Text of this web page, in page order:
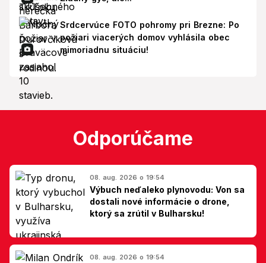
Srdcervúce FOTO pohromy pri Brezne: Po
požiari viacerých domov vyhlásila obec
mimoriadnu situáciu!
Odporúčame
08. aug. 2026 o 19:54
Výbuch neďaleko plynovodu: Von sa
dostali nové informácie o drone,
ktorý sa zrútil v Bulharsku!
08. aug. 2026 o 19:54